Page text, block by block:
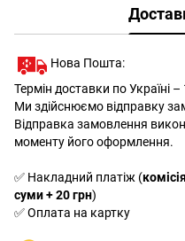
Нова Пошта:
Термін доставки по Україні –
Ми здійснюємо відправку
Відправка замовлення
моменту його оформлення.
✅ Накладний платіж (
суми + 20 грн)
✅ Оплата на картку